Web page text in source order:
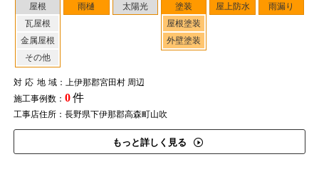
屋根
瓦屋根
金属屋根
その他
雨樋 太陽光
塗装
屋根塗装
外壁塗装
屋上防水 雨漏り
対応地域：上伊那郡宮田村 周辺
施工事例数： 0件
工事店住所：長野県下伊那郡高森町山吹
もっと詳しく見る